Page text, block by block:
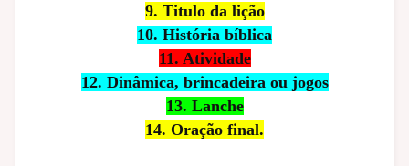
9. Titulo da lição
10. História bíblica
11. Atividade
12. Dinâmica, brincadeira ou jogos
13. Lanche
14. Oração final.